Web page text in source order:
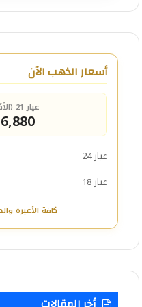
أسعار الذهب الآن
عيار 21 (الأكثر مبيعاً)
6,880 ج.م
عيار 24
عيار 18
كافة الأعيرة